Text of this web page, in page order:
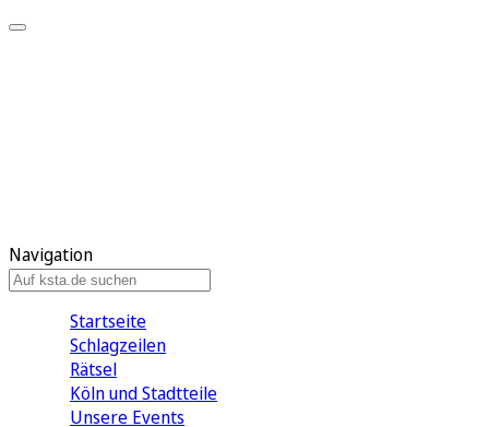
Navigation
Startseite
Schlagzeilen
Rätsel
Köln und Stadtteile
Unsere Events